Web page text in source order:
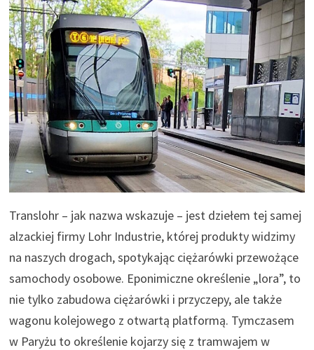
Translohr – jak nazwa wskazuje – jest dziełem tej samej
alzackiej firmy Lohr Industrie, której produkty widzimy
na naszych drogach, spotykając ciężarówki przewożące
samochody osobowe. Eponimiczne określenie „lora”, to
nie tylko zabudowa ciężarówki i przyczepy, ale także
wagonu kolejowego z otwartą platformą. Tymczasem
w Paryżu to określenie kojarzy się z tramwajem w